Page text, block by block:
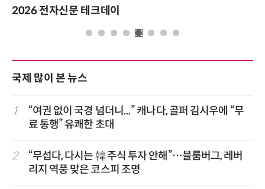
2026 전자신문 테크데이
국제 많이 본 뉴스
1
“여권 없이 국경 넘더니...” 캐나다, 골퍼 김시우에 “무
료 통행” 유쾌한 초대
2
“무섭다, 다시는 韓 주식 투자 안해”…블룸버그, 레버
리지 역풍 맞은 코스피 조명